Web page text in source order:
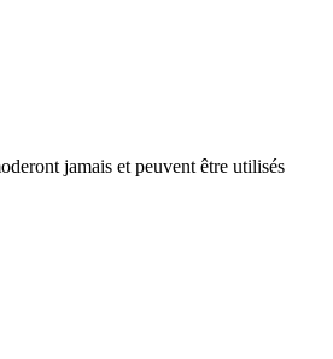
jamais et peuvent être utilisés